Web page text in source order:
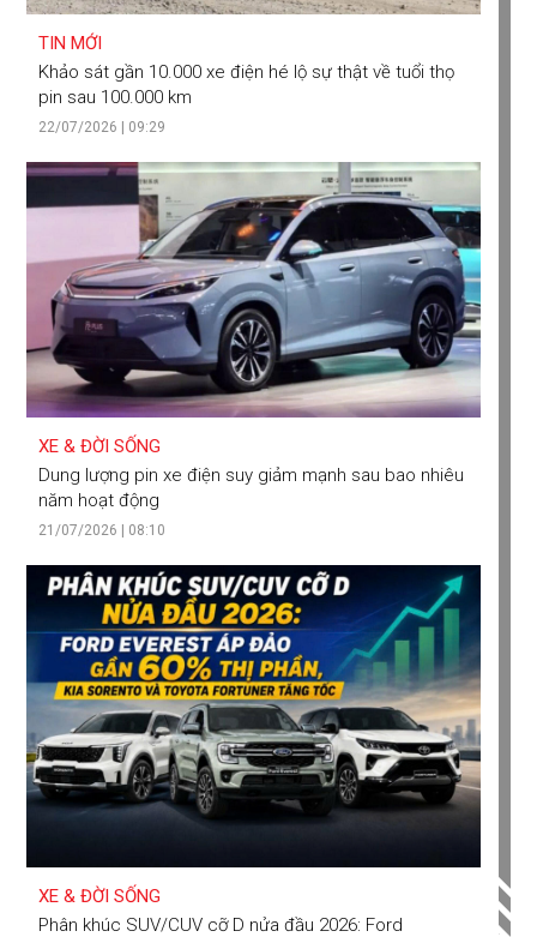
TIN MỚI
Khảo sát gần 10.000 xe điện hé lộ sự thật về tuổi thọ
pin sau 100.000 km
22/07/2026 | 09:29
XE & ĐỜI SỐNG
Dung lượng pin xe điện suy giảm mạnh sau bao nhiêu
năm hoạt động
21/07/2026 | 08:10
XE & ĐỜI SỐNG
Phân khúc SUV/CUV cỡ D nửa đầu 2026: Ford